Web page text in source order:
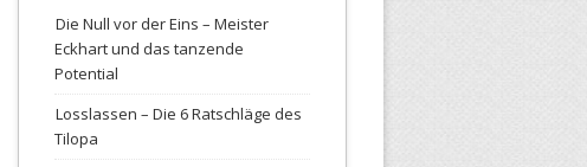
Die Null vor der Eins – Meister
Eckhart und das tanzende
Potential
Losslassen – Die 6 Ratschläge des
Tilopa